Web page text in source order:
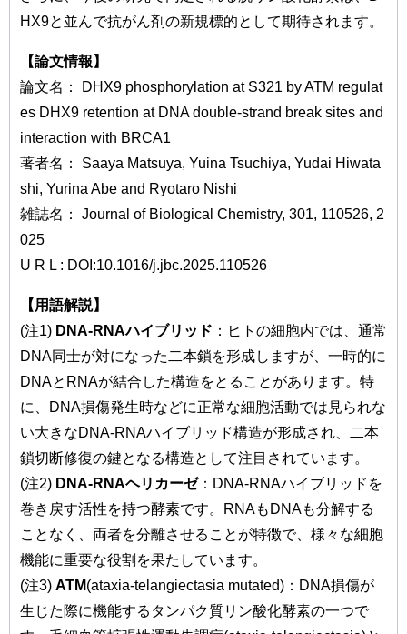
HX9と並んで抗がん剤の新規標的として期待されます。
【論文情報】
論文名： DHX9 phosphorylation at S321 by ATM regulat
es DHX9 retention at DNA double-strand break sites and
interaction with BRCA1
著者名： Saaya Matsuya, Yuina Tsuchiya, Yudai Hiwata
shi, Yurina Abe and Ryotaro Nishi
雑誌名： Journal of Biological Chemistry, 301, 110526, 2
025
U R L : DOI:10.1016/j.jbc.2025.110526
【用語解説】
(注1) DNA-RNAハイブリッド ：ヒトの細胞内では、通常
DNA同士が対になった二本鎖を形成しますが、一時的に
DNAとRNAが結合した構造をとることがあります。特
に、DNA損傷発生時などに正常な細胞活動では見られな
い大きなDNA-RNAハイブリッド構造が形成され、二本
鎖切断修復の鍵となる構造として注目されています。
(注2) DNA-RNAヘリカーゼ：DNA-RNAハイブリッドを
巻き戻す活性を持つ酵素です。RNAもDNAも分解する
ことなく、両者を分離させることが特徴で、様々な細胞
機能に重要な役割を果たしています。
(注3) ATM(ataxia-telangiectasia mutated)：DNA損傷が
生じた際に機能するタンパク質リン酸化酵素の一つで